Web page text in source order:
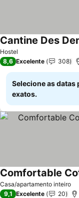
Hostel
Cantine Des
8,6 Excelente 308
Selecione as datas
exatos.
Casa/apartamento inteiro
Ver preços
9,1 Excelente 20